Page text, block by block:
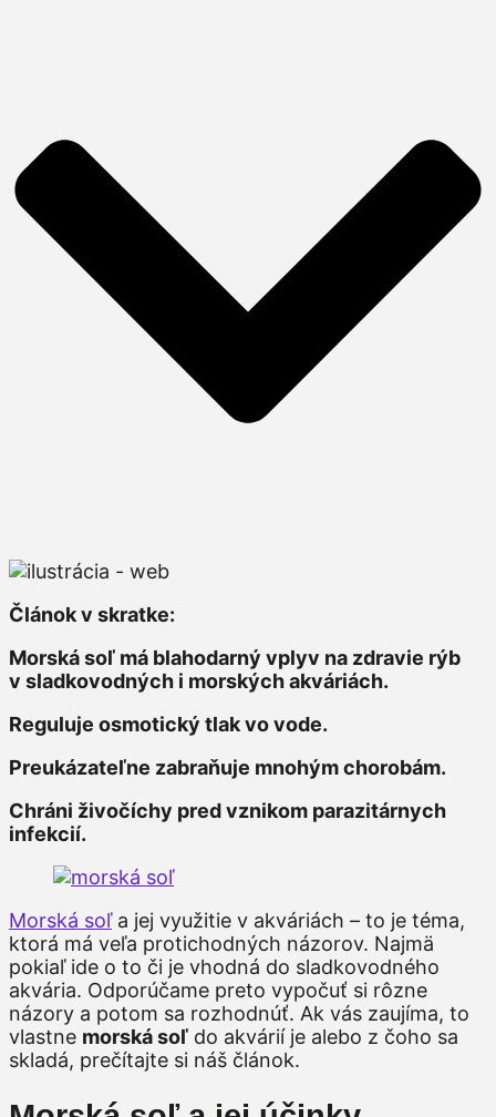
Článok v skratke:
Morská soľ má blahodarný vplyv na zdravie rýb
v sladkovodných i morských akváriách.
Reguluje osmotický tlak vo vode.
Preukázateľne zabraňuje mnohým chorobám.
Chráni živočíchy pred vznikom parazitárnych
infekcií.
Morská soľa jej využitie v akváriách – to je téma,
ktorá má veľa protichodných názorov. Najmä
pokiaľ ide o to či je vhodná do sladkovodného
akvária. Odporúčame preto vypočuť si rôzne
názory a potom sa rozhodnúť. Ak vás zaujíma, to
vlastne morská soľ do akvárií je alebo z čoho sa
skladá, prečítajte si náš článok.